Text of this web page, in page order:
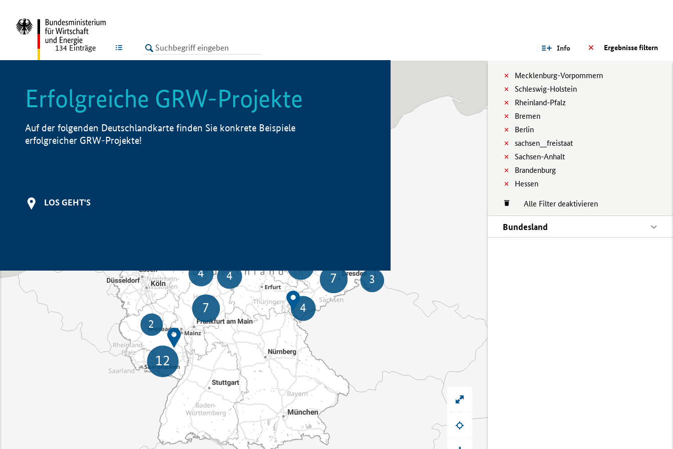
LISTE Ergebnisse filtern
Info
Mecklenburg-Vorpommern
Schleswig-Holstein
Rheinland-Pfalz
Bremen
Berlin
sachsen__freistaat
Sachsen-Anhalt
Brandenburg
Hessen
Alle Filter deaktivieren
Bundesland
134 Einträge
Erfolgreiche GRW-Projekte
Auf der folgenden Deutschlandkarte finden Sie konkrete Beispiele
erfolgreicher GRW-Projekte!
LOS GEHT'S